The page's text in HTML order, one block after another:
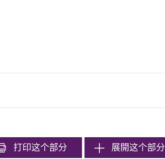
打印这个部分 展開这个部分